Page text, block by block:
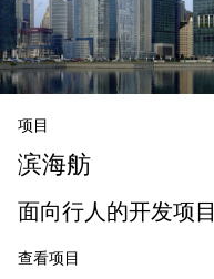
项目
滨海舫
面向行人的开发项目
查看项目